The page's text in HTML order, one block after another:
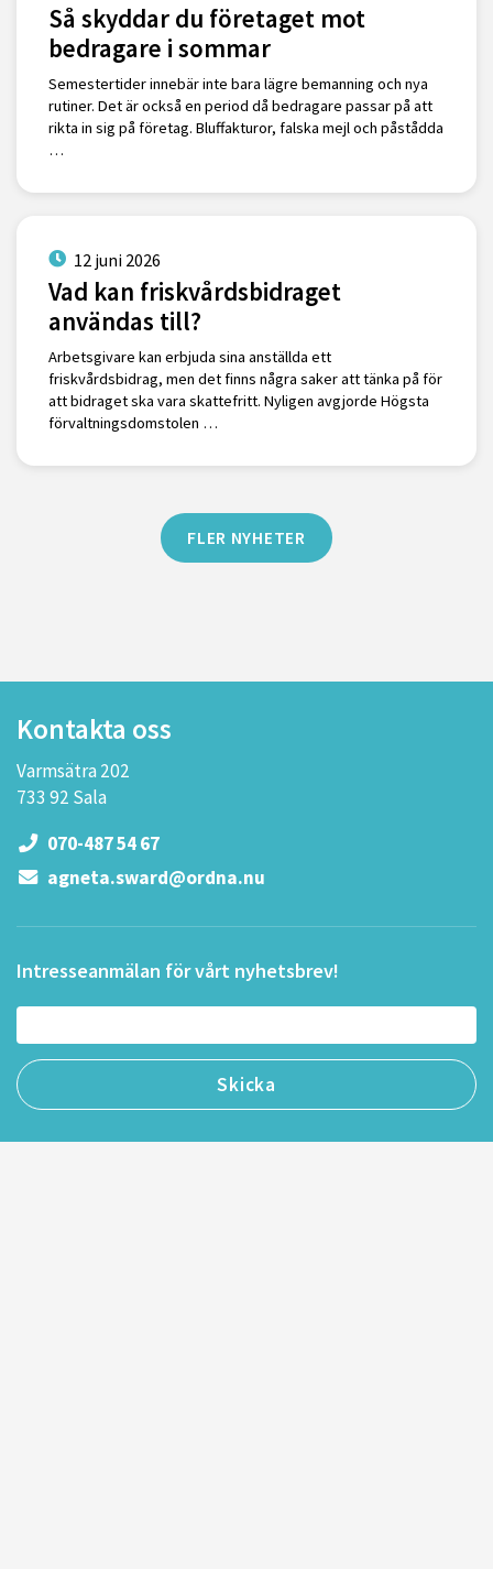
Så skyddar du företaget mot
bedragare i sommar
Semestertider innebär inte bara lägre bemanning och nya
rutiner. Det är också en period då bedragare passar på att
rikta in sig på företag. Bluffakturor, falska mejl och påstådda
…
12 juni 2026
Vad kan friskvårdsbidraget
användas till?
Arbetsgivare kan erbjuda sina anställda ett
friskvårdsbidrag, men det finns några saker att tänka på för
att bidraget ska vara skattefritt. Nyligen avgjorde Högsta
förvaltningsdomstolen …
FLER NYHETER
Kontakta oss
Varmsätra 202
733 92 Sala
070-487 54 67
agneta.sward@ordna.nu
Intresseanmälan för vårt nyhetsbrev!